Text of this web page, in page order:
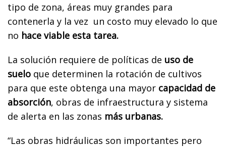
tipo de zona, áreas muy grandes para
contenerla y la vez un costo muy elevado lo que
no hace viable esta tarea.
La solución requiere de políticas de uso de
suelo que determinen la rotación de cultivos
para que este obtenga una mayor capacidad de
absorción, obras de infraestructura y sistema
de alerta en las zonas más urbanas.
“Las obras hidráulicas son importantes pero